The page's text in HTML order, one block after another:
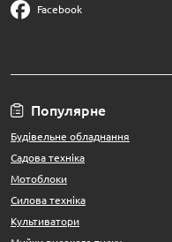
Популярне
Будівельне обладнання
Садова техніка
Мотоблоки
Силова техніка
Культиватори
Facebook